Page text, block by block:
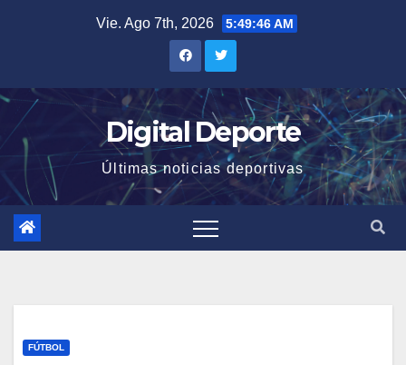
Vie. Ago 7th, 2026 5:49:47 AM
Digital Deporte
Últimas noticias deportivas
FÚTBOL